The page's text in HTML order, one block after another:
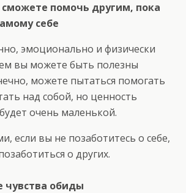
помочь другим, пока
себе
эмоционально и физически
вы можете быть полезны
можете пытаться помогать
над собой, но ценность
очень маленькой.
если вы не позаботитесь о себе,
о других.
чувства обиды